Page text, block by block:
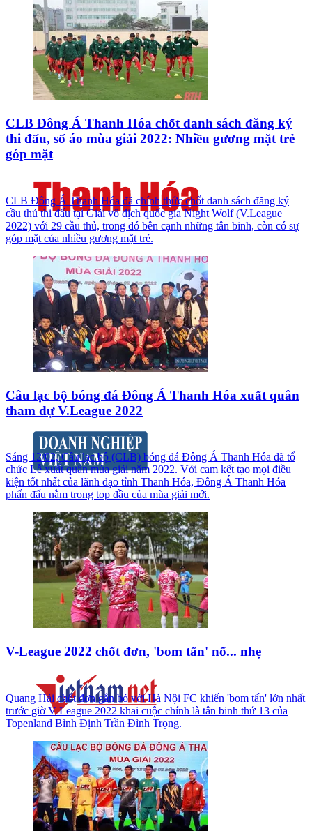
CLB Đông Á Thanh Hóa chốt danh sách đăng ký
thi đấu, số áo mùa giải 2022: Nhiều gương mặt trẻ
góp mặt
CLB Đông Á Thanh Hóa đã chính thức chốt danh sách đăng ký
cầu thủ thi đấu tại Giải vô địch quốc gia Night Wolf (V.League
2022) với 29 cầu thủ, trong đó bên cạnh những tân binh, còn có sự
góp mặt của nhiều gương mặt trẻ.
Câu lạc bộ bóng đá Đông Á Thanh Hóa xuất quân
tham dự V.League 2022
Sáng 12/02, Câu lạc bộ (CLB) bóng đá Đông Á Thanh Hóa đã tổ
chức Lễ xuất quân mùa giải năm 2022. Với cam kết tạo mọi điều
kiện tốt nhất của lãnh đạo tỉnh Thanh Hóa, Đông Á Thanh Hóa
phấn đấu nằm trong top đầu của mùa giải mới.
V-League 2022 chốt đơn, 'bom tấn' nổ... nhẹ
Quang Hải chốt đơn gắn bó với Hà Nội FC khiến 'bom tấn' lớn nhất
trước giờ V-League 2022 khai cuộc chính là tân binh thứ 13 của
Topenland Bình Định Trần Đình Trọng.